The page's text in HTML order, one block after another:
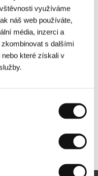
využíváme
náš web používáte,
média, inzerci a
s dalšími
které získali v